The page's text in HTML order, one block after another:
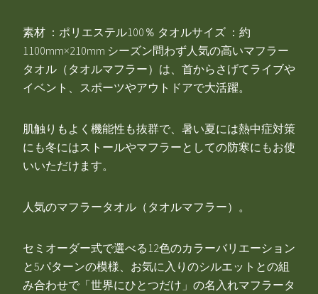
素材 ：ポリエステル100％ タオルサイズ ：約
1100mm×210mm シーズン問わず人気の高いマフラー
タオル（タオルマフラー）は、首からさげてライブや
イベント、スポーツやアウトドアで大活躍。
肌触りもよく機能性も抜群で、暑い夏には熱中症対策
にも冬にはストールやマフラーとしての防寒にもお使
いいただけます。
人気のマフラータオル（タオルマフラー）。
セミオーダー式で選べる12色のカラーバリエーション
と5パターンの模様、お気に入りのシルエットとの組
み合わせで「世界にひとつだけ」の名入れマフラータ